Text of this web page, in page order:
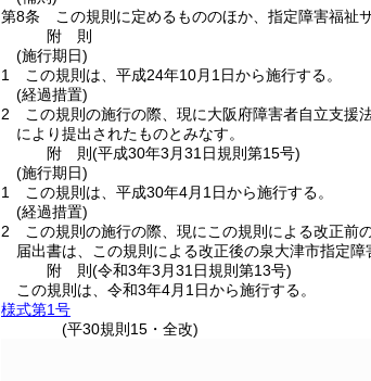
第8条
この規則に定めるもののほか、指定障害福祉
附 則
(施行期日)
1
この規則は、平成24年10月1日から施行する。
(経過措置)
2
この規則の施行の際、現に大阪府障害者自立支援
により提出されたものとみなす。
附 則(平成30年3月31日規則第15号)
(施行期日)
1
この規則は、平成30年4月1日から施行する。
(経過措置)
2
この規則の施行の際、現にこの規則による改正前
届出書は、この規則による改正後の泉大津市指定
附 則(令和3年3月31日規則第13号)
この規則は、令和3年4月1日から施行する。
様式第1号
(平30規則15・全改)